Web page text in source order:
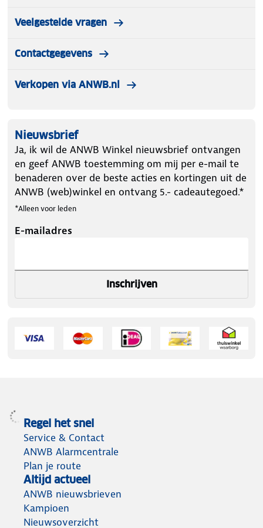
Veelgestelde vragen
Contactgegevens
Verkopen via ANWB.nl
Nieuwsbrief
Ja, ik wil de ANWB Winkel nieuwsbrief ontvangen
en geef ANWB toestemming om mij per e-mail te
benaderen over de beste acties en kortingen uit de
ANWB (web)winkel en ontvang 5.- cadeautegoed.*
*Alleen voor leden
E-mailadres
Inschrijven
Regel het snel
Service & Contact
ANWB Alarmcentrale
Plan je route
Altijd actueel
ANWB nieuwsbrieven
Kampioen
Nieuwsoverzicht